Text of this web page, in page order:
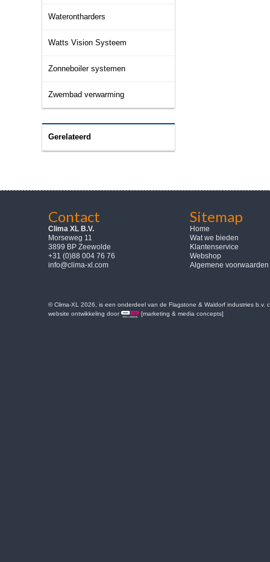
Waterontharders
Watts Vision Systeem
Zonneboiler systemen
Zwembad verwarming
Gerelateerd
Contact
Clima XL B.V.
Morseweg 11
3899 BP Zeewolde
+31 (0)88 004 76 76
info@clima-xl.com
Sitemap
Home
Wat we bieden
Klantenservice
Webshop
Algemene voorwaarden
© Clima-XL 2026, is een onderdeel van de Flagstone & Waldorf industries b.v.
website ontwikkeling door
[marketing & media concepts]